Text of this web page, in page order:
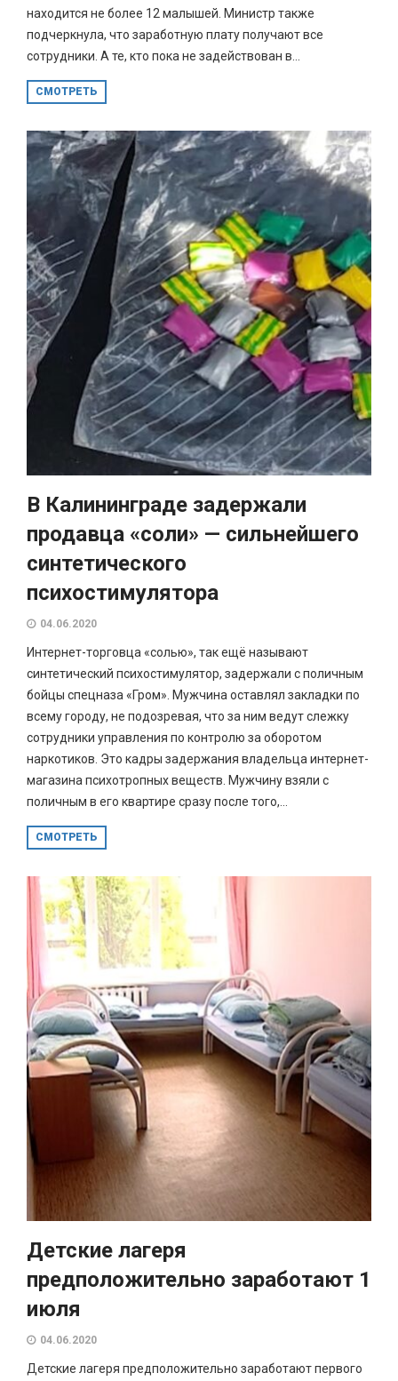
находится не более 12 малышей. Министр также
подчеркнула, что заработную плату получают все
сотрудники. А те, кто пока не задействован в...
СМОТРЕТЬ
В Калининграде задержали
продавца «соли» — сильнейшего
синтетического
психостимулятора
04.06.2020
Интернет-торговца «солью», так ещё называют
синтетический психостимулятор, задержали с поличным
бойцы спецназа «Гром». Мужчина оставлял закладки по
всему городу, не подозревая, что за ним ведут слежку
сотрудники управления по контролю за оборотом
наркотиков. Это кадры задержания владельца интернет-
магазина психотропных веществ. Мужчину взяли с
поличным в его квартире сразу после того,...
СМОТРЕТЬ
Детские лагеря
предположительно заработают 1
июля
04.06.2020
Детские лагеря предположительно заработают первого